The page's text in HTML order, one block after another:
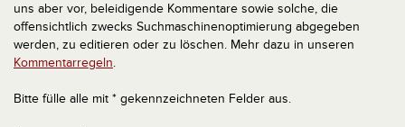
uns aber vor, beleidigende Kommentare sowie solche, die
offensichtlich zwecks Suchmaschinenoptimierung abgegeben
werden, zu editieren oder zu löschen. Mehr dazu in unseren
Kommentarregeln.
Bitte fülle alle mit * gekennzeichneten Felder aus.